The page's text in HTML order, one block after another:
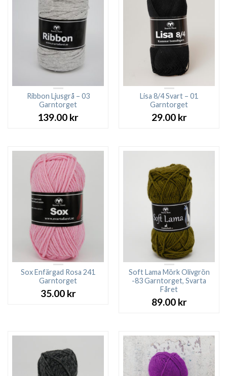
Ribbon Ljusgrå – 03
Garntorget
139.00 kr
Lisa 8/4 Svart – 01
Garntorget
29.00 kr
Sox Enfärgad Rosa 241
Garntorget
35.00 kr
Soft Lama Mörk Olivgrön
-83 Garntorget, Svarta
Fåret
89.00 kr